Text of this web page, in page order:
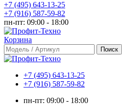
+7 (495) 643-13-25
+7 (916) 587-59-82
пн-пт: 09:00 - 18:00
Корзина
+7 (495) 643-13-25
+7 (916) 587-59-82
пн-пт: 09:00 - 18:00